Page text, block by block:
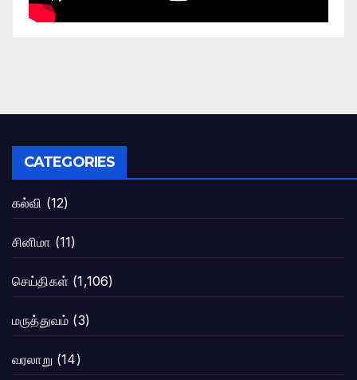
CATEGORIES
கல்வி (12)
சினிமா (11)
செய்திகள் (1,106)
மருத்துவம் (3)
வரலாறு (14)